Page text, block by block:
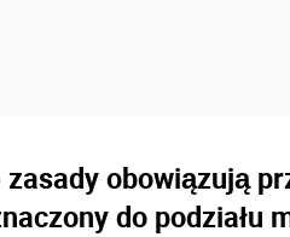
obowiązują
do podziału